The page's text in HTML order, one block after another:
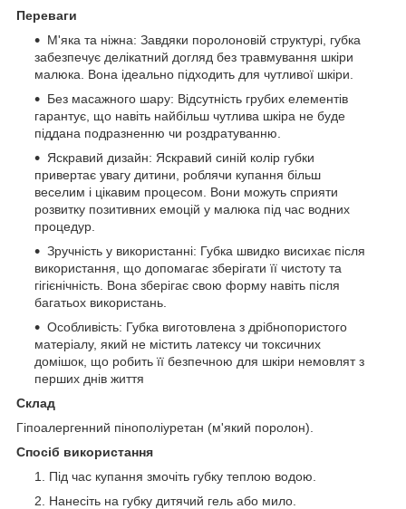
Переваги
М'яка та ніжна: Завдяки поролоновій структурі, губка
забезпечує делікатний догляд без травмування шкіри
малюка. Вона ідеально підходить для чутливої шкіри.
Без масажного шару: Відсутність грубих елементів
гарантує, що навіть найбільш чутлива шкіра не буде
піддана подразненню чи роздратуванню.
Яскравий дизайн: Яскравий синій колір губки
привертає увагу дитини, роблячи купання більш
веселим і цікавим процесом. Вони можуть сприяти
розвитку позитивних емоцій у малюка під час водних
процедур.
Зручність у використанні: Губка швидко висихає після
використання, що допомагає зберігати її чистоту та
гігієнічність. Вона зберігає свою форму навіть після
багатьох використань.
Особливість: Губка виготовлена з дрібнопористого
матеріалу, який не містить латексу чи токсичних
домішок, що робить її безпечною для шкіри немовлят з
перших днів життя
Склад
Гіпоалергенний пінополіуретан (м'який поролон).
Спосіб використання
Під час купання змочіть губку теплою водою.
Нанесіть на губку дитячий гель або мило.